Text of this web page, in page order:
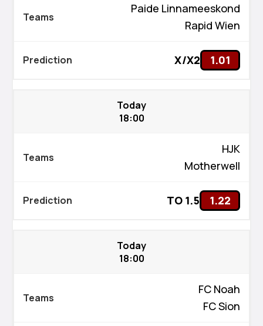
Paide Linnameeskond
Rapid Wien
X/X2 1.01
Today
18:00
HJK
Motherwell
TO 1.5 1.22
Today
18:00
FC Noah
FC Sion